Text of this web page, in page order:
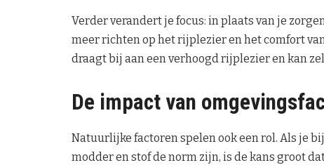
Verder verandert je focus: in plaats van je
meer richten op het rijplezier en het comfort
draagt bij aan een verhoogd rijplezier en kan
De impact van
Natuurlijke factoren spelen ook een rol. Als je
modder en stof de norm zijn, is de kans groot